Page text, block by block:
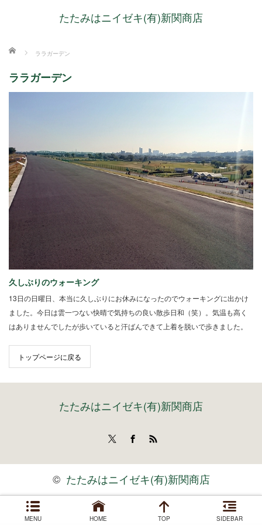
たたみはニイゼキ(有)新関商店
ホーム ララガーデン
ララガーデン
久しぶりのウォーキング
13日の日曜日、本当に久しぶりにお休みになったのでウォーキングに出かけ
ました。今日は雲一つない快晴で気持ちの良い散歩日和（笑）。気温も高く
はありませんでしたが歩いていると汗ばんできて上着を脱いで歩きました。
トップページに戻る
たたみはニイゼキ(有)新関商店
MENU HOME TOP SIDEBAR
© たたみはニイゼキ(有)新関商店